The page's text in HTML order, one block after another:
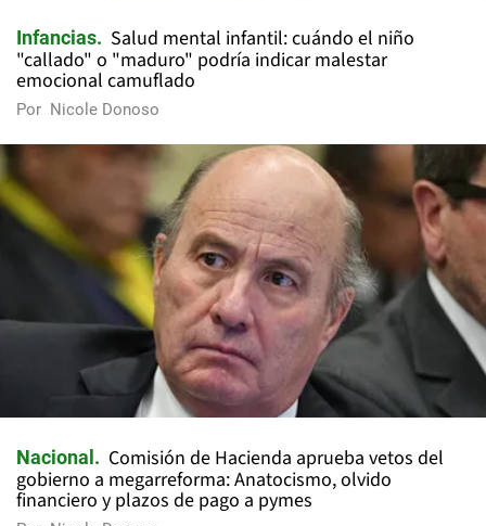
Infancias
Salud mental infantil: cuándo el niño
"callado" o "maduro" podría indicar malestar
emocional camuflado
Por Nicole Donoso
Nacional
Comisión de Hacienda aprueba vetos del
gobierno a megarreforma: Anatocismo, olvido
financiero y plazos de pago a pymes